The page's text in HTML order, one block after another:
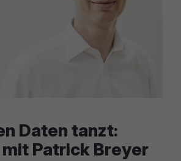
Daten tanzt:
Patrick Breyer